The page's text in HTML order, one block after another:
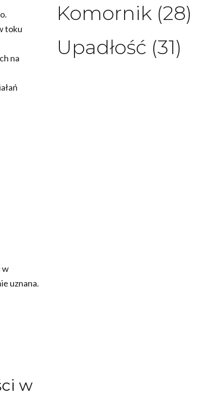
toku
na
w
uznana.
w
Komornik (28)
Upadłość (31)